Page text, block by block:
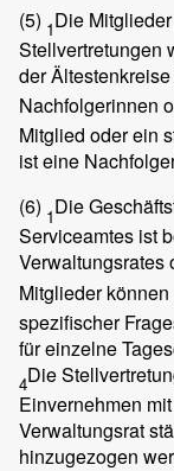
(5) 1Die
Stellvertretungen
der
Nachfolgerinnen
Mitglied oder ein
ist eine
(6) 1Die
Serviceamtes ist
Verwaltungsrates
Mitglieder
spezifischer
für einzelne
4Die
Einvernehmen
Verwaltungsrat
hinzugezogen